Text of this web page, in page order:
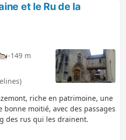
et le Ru de la
-149 m
riche en patrimoine, une
moitié, avec des passages
des rus qui les drainent.